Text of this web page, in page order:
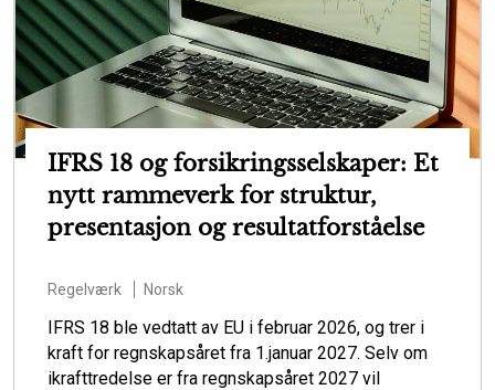
IFRS 18 og forsikringsselskaper: Et
nytt rammeverk for struktur,
presentasjon og resultatforståelse
Regelværk Norsk
IFRS 18 ble vedtatt av EU i februar 2026, og trer i
kraft for regnskapsåret fra 1.januar 2027. Selv om
ikrafttredelse er fra regnskapsåret 2027 vil